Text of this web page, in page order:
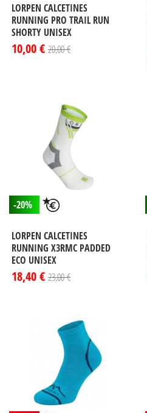
LORPEN CALCETINES
RUNNING PRO TRAIL RUN
SHORTY UNISEX
10,00 € 20,00 €
-20%
LORPEN CALCETINES
RUNNING X3RMC PADDED
ECO UNISEX
18,40 € 23,00 €